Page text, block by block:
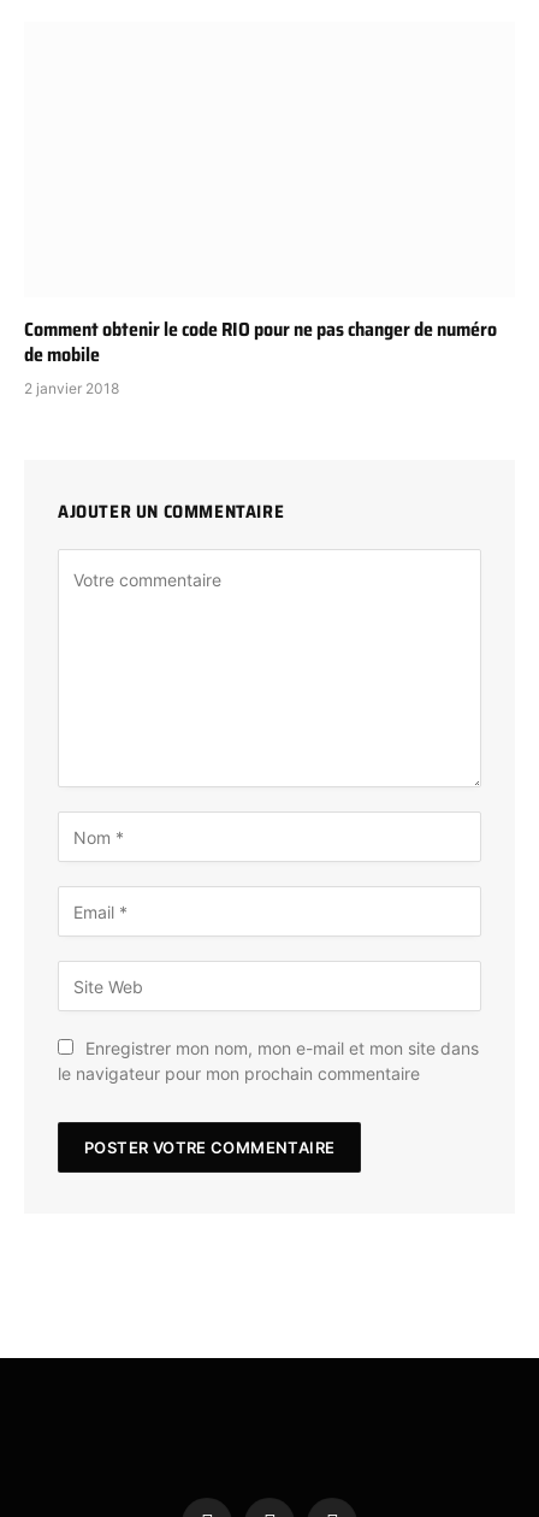
Comment obtenir le code RIO pour ne pas changer de numéro
de mobile
2 janvier 2018
AJOUTER UN COMMENTAIRE
Enregistrer mon nom, mon e-mail et mon site dans
le navigateur pour mon prochain commentaire